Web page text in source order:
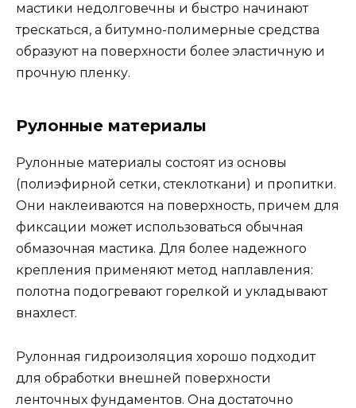
мастики недолговечны и быстро начинают
трескаться, а битумно-полимерные средства
образуют на поверхности более эластичную и
прочную пленку.
Рулонные материалы
Рулонные материалы состоят из основы
(полиэфирной сетки, стеклоткани) и пропитки.
Они наклеиваются на поверхность, причем для
фиксации может использоваться обычная
обмазочная мастика. Для более надежного
крепления применяют метод наплавления:
полотна подогревают горелкой и укладывают
внахлест.
Рулонная гидроизоляция хорошо подходит
для обработки внешней поверхности
ленточных фундаментов. Она достаточно